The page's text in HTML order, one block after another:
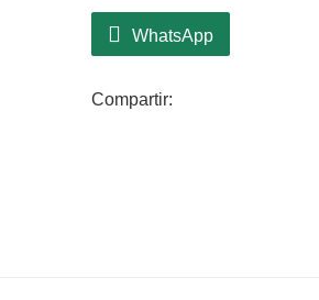
WhatsApp
Compartir: